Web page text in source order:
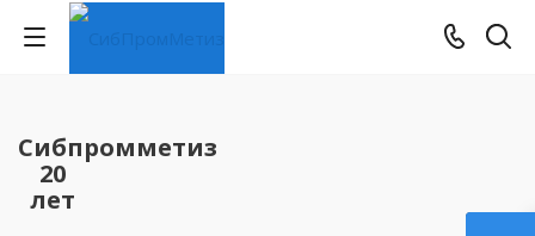
Сибпромметиз
20
лет